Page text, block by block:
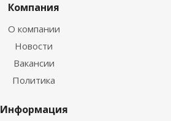
Компания
О компании
Новости
Вакансии
Политика
Информация